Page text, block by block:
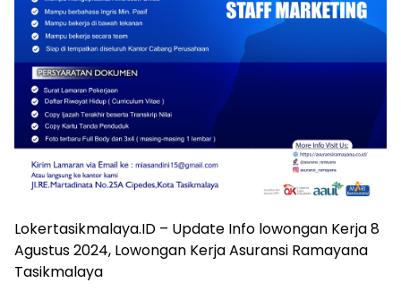
Lokertasikmalaya.ID – Update Info lowongan Kerja 8
Agustus 2024, Lowongan Kerja Asuransi Ramayana
Tasikmalaya